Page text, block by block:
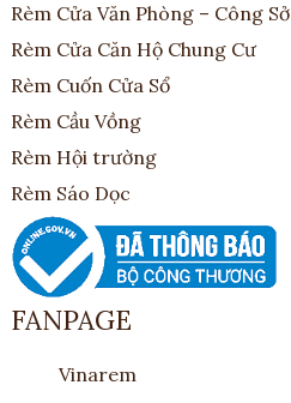
Rèm Cửa Văn Phòng – Công Sở
Rèm Cửa Căn Hộ Chung Cư
Rèm Cuốn Cửa Sổ
Rèm Cầu Vồng
Rèm Hội trường
Rèm Sáo Dọc
FANPAGE
Vinarem